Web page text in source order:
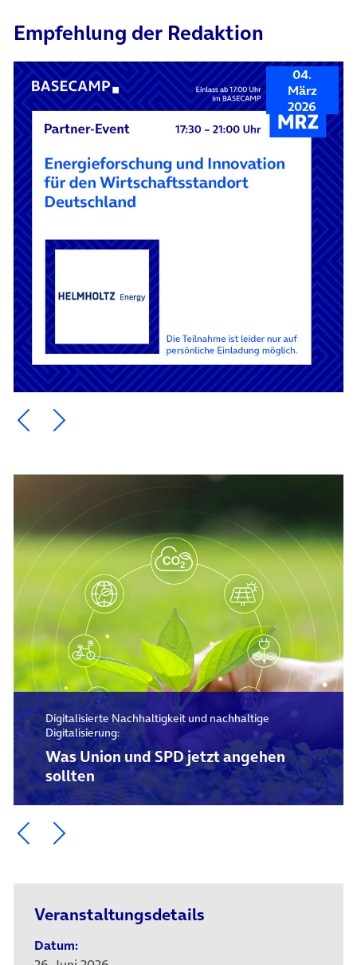
Empfehlung der Redaktion
04.
März
2026
Ein Element zurück blättern
Ein Element weiter blättern
Digitalisierte Nachhaltigkeit und nachhaltige
Digitalisierung:
Was Union und SPD jetzt angehen
sollten
Ein Element zurück blättern
Ein Element weiter blättern
Veranstaltungsdetails
Datum: